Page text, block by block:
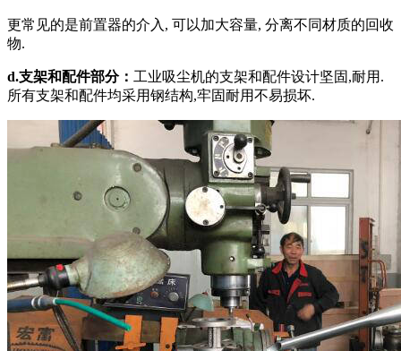
更常见的是前置器的介入, 可以加大容量, 分离不同材质的回收
物.
d.支架和配件部分： 工业吸尘机的支架和配件设计坚固,耐用.
所有支架和配件均采用钢结构,牢固耐用不易损坏.